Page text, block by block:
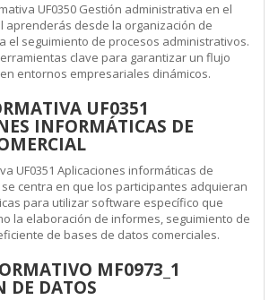
UF0350 Gestión administrativa en el
aprenderás desde la organización de
el seguimiento de procesos administrativos.
clave para garantizar un flujo
entornos empresariales dinámicos.
UF0351
INFORMÁTICAS DE
UF0351 Aplicaciones informáticas de
se centra en que los participantes adquieran
para utilizar software específico que
la elaboración de informes, seguimiento de
de bases de datos comerciales.
MF0973_1
DE DATOS